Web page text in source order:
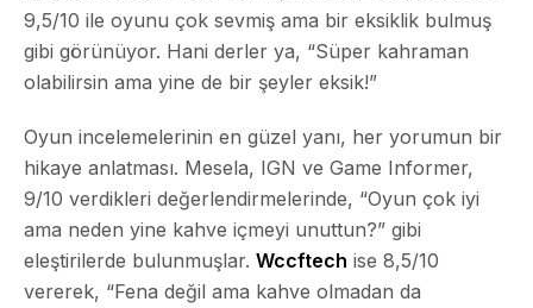
9,5/10 ile oyunu çok sevmiş ama bir eksiklik bulmuş
gibi görünüyor. Hani derler ya, “Süper kahraman
olabilirsin ama yine de bir şeyler eksik!”
Oyun incelemelerinin en güzel yanı, her yorumun bir
hikaye anlatması. Mesela, IGN ve Game Informer,
9/10 verdikleri değerlendirmelerinde, “Oyun çok iyi
ama neden yine kahve içmeyi unuttun?” gibi
eleştirilerde bulunmuşlar. Wccftech ise 8,5/10
vererek, “Fena değil ama kahve olmadan da